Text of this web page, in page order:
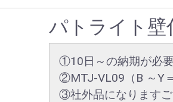
パトライト
①10日～の納期が必
②MTJ-VL09（B ～Y
③社外品になります